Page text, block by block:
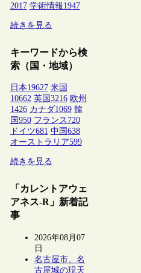
2017 学術情報1947
続きを見る
キーワードから検
索（国・地域）
日本19627 米国
10662 英国 3216 欧州
1426 カナダ1069 韓
国 950 フランス 720
ドイツ681 中国 638
オーストラリア599
続きを見る
「カレントアウェ
アネス-R」新着記
事
2026年08月07
日
名古屋市、名
古屋城の現天